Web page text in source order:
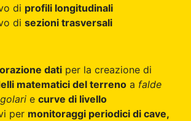
di profili longitudinali
di sezioni trasversali
dati per la creazione di
matematici del terreno a falde
e curve di livello
per monitoraggi periodici di cave,